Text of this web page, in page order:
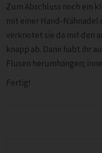
Zum Abschluss noch ein
mit einer Hand-Nähnadel
verknotet sie da mit den
knapp ab. Dann habt ihr
Flusen herumhängen;
Fertig!